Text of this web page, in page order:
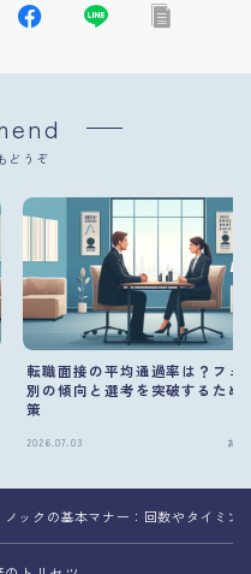
どうぞ
転職面接の平均通過率は？フェ
別の傾向と選考を突破するため
策
2026.07.03 お
ノックの基本マナー：回数やタイミン